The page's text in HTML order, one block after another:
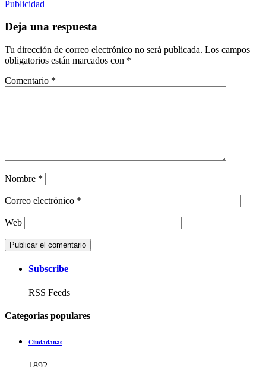
Publicidad
Deja una respuesta
Tu dirección de correo electrónico no será publicada. Los campos
obligatorios están marcados con *
Comentario *
Nombre *
Correo electrónico *
Web
Subscribe
RSS Feeds
Categorias populares
Ciudadanas